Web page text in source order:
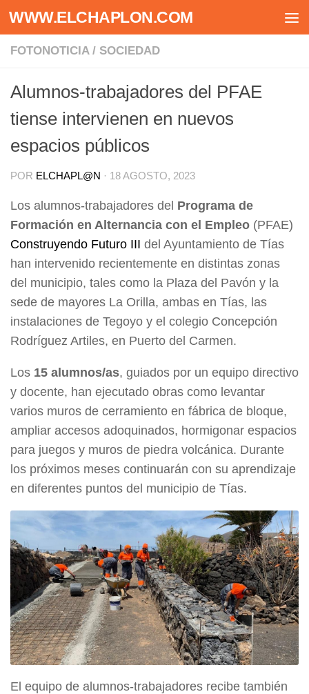
Saltar al contenido
WWW.ELCHAPLON.COM
FOTONOTICIA / SOCIEDAD
Alumnos-trabajadores del PFAE
tiense intervienen en nuevos
espacios públicos
POR ELCHAPL@N · 18 AGOSTO, 2023
Los alumnos-trabajadores del Programa de
Formación en Alternancia con el Empleo (PFAE)
Construyendo Futuro III del Ayuntamiento de Tías
han intervenido recientemente en distintas zonas
del municipio, tales como la Plaza del Pavón y la
sede de mayores La Orilla, ambas en Tías, las
instalaciones de Tegoyo y el colegio Concepción
Rodríguez Artiles, en Puerto del Carmen.
Los 15 alumnos/as, guiados por un equipo directivo
y docente, han ejecutado obras como levantar
varios muros de cerramiento en fábrica de bloque,
ampliar accesos adoquinados, hormigonar espacios
para juegos y muros de piedra volcánica. Durante
los próximos meses continuarán con su aprendizaje
en diferentes puntos del municipio de Tías.
El equipo de alumnos-trabajadores recibe también